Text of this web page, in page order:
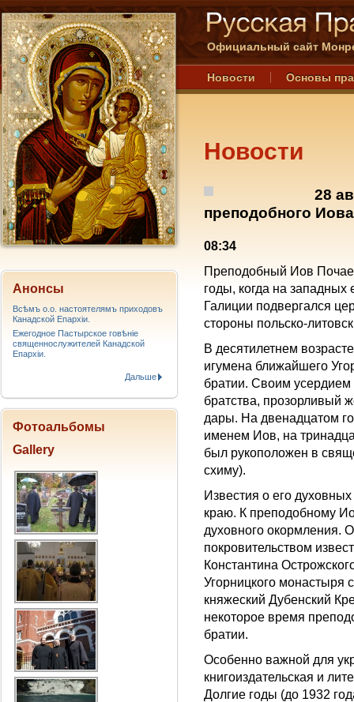
Официальный сайт
Новости Основы
Новости
28
преподобного
08:34
Преподобный Иов
годы, когда на
Галиции подвергался
стороны польско-
В десятилетнем
игумена ближайшего
братии. Своим усердием
братства, прозорливый
дары. На двенадцатом
именем Иов, на
был рукоположен в
схиму).
Известия о его
краю. К преподобному
духовного окормления.
покровительством
Константина
Угорницкого монастыря
княжеский Дубенский
некоторое время
братии.
Особенно важной для
книгоиздательская и
Долгие годы (до 1932
Анонсы
Всѣмъ о.о. настоятелямъ приходовъ
Канадской Епархiи.
Ежегодное Пастырское говѣніе
священнослужителей Канадской
Епархіи.
Дальше
Фотоальбомы
Gallery